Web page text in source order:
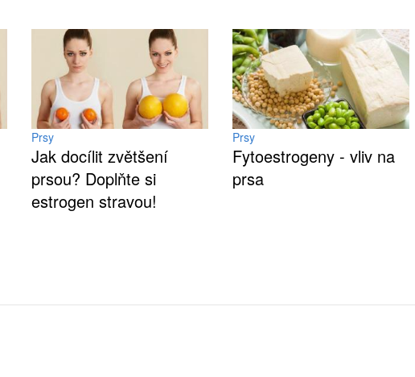
Prsy
Jak docílit zvětšení
prsou? Doplňte si
estrogen stravou!
Prsy
Fytoestrogeny - vliv na
prsa